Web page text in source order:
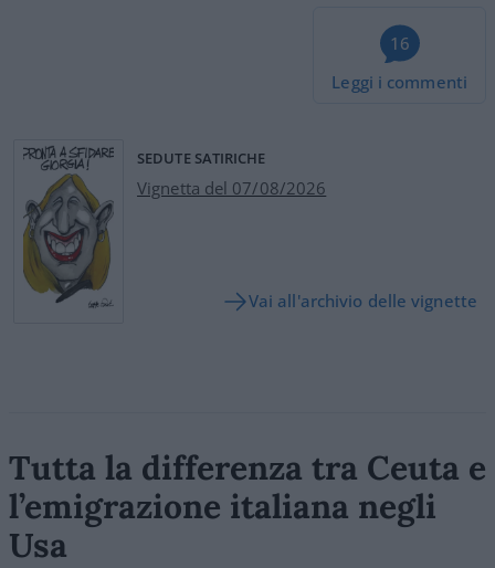
16
Leggi i commenti
SEDUTE SATIRICHE
Vignetta del 07/08/2026
Vai all'archivio delle vignette
Tutta la differenza tra Ceuta e
l’emigrazione italiana negli
Usa